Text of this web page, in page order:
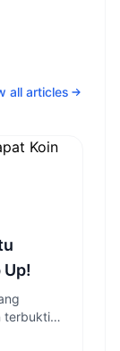
all articles
Up!
terbukti